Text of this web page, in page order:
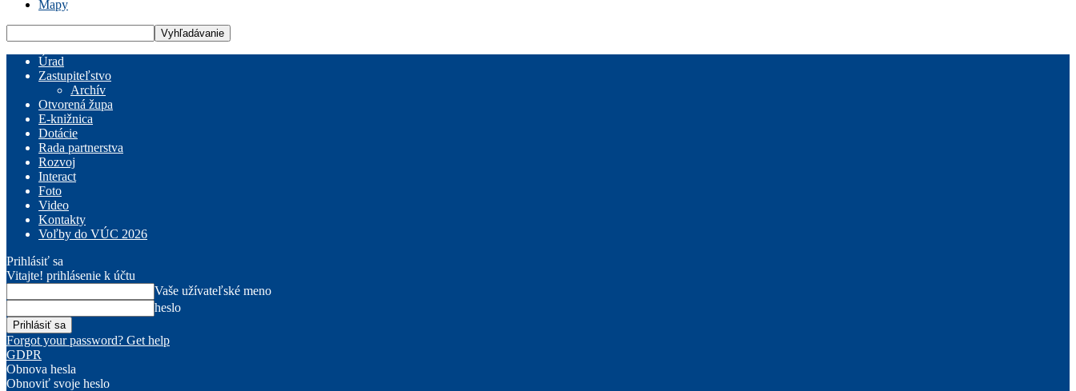
Mapy
Úrad
Zastupiteľstvo
Archív
Otvorená župa
E-knižnica
Dotácie
Rada partnerstva
Rozvoj
Interact
Foto
Video
Kontakty
Voľby do VÚC 2026
Prihlásiť sa
Vitajte! prihlásenie k účtu
Vaše užívateľské meno
heslo
Forgot your password? Get help
GDPR
Obnova hesla
Obnoviť svoje heslo